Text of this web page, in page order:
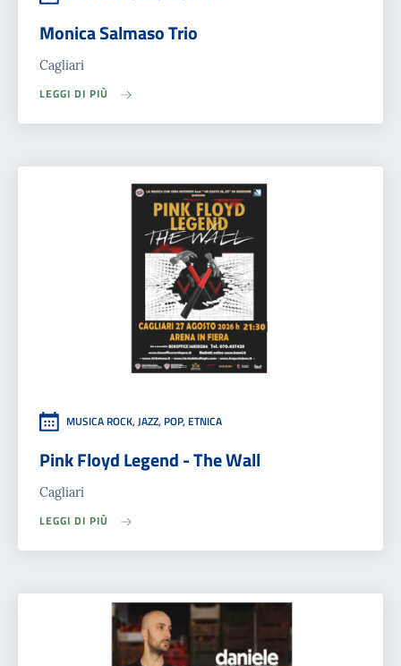
Monica Salmaso Trio
Cagliari
LEGGI DI PIÙ
MUSICA ROCK, JAZZ, POP, ETNICA
Pink Floyd Legend - The Wall
Cagliari
LEGGI DI PIÙ